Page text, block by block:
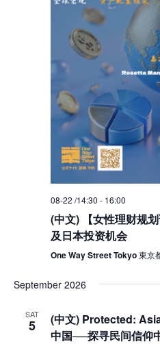
08-22 /14:30 - 16:00
(中文) 【女性理财规
及日本投资机会
One Way Street Tokyo東京
September 2026
SAT
5
(中文) Protected:
中国──探寻民间信仰